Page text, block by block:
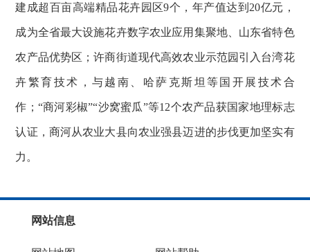
建成超百亩高端精品花卉园区9个，年产值达到20亿元，
成为全省最大设施花卉数字农业应用集聚地、山东省特色
农产品优势区；许商街道现代高效农业示范园引入台湾花
卉繁育技术，与越南、哈萨克斯坦等国开展技术合
作；“商河彩椒”“沙窝蜜瓜”等12个农产品获国家地理标志
认证，商河从农业大县向农业强县迈进的步伐更加坚实有
力。
网站信息